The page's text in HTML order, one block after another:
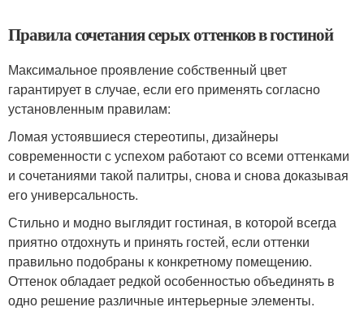
Правила сочетания серых оттенков в гостиной
Максимальное проявление собственный цвет
гарантирует в случае, если его применять согласно
установленным правилам:
Ломая устоявшиеся стереотипы, дизайнеры
современности с успехом работают со всеми оттенками
и сочетаниями такой палитры, снова и снова доказывая
его универсальность.
Стильно и модно выглядит гостиная, в которой всегда
приятно отдохнуть и принять гостей, если оттенки
правильно подобраны к конкретному помещению.
Оттенок обладает редкой особенностью объединять в
одно решение различные интерьерные элементы.